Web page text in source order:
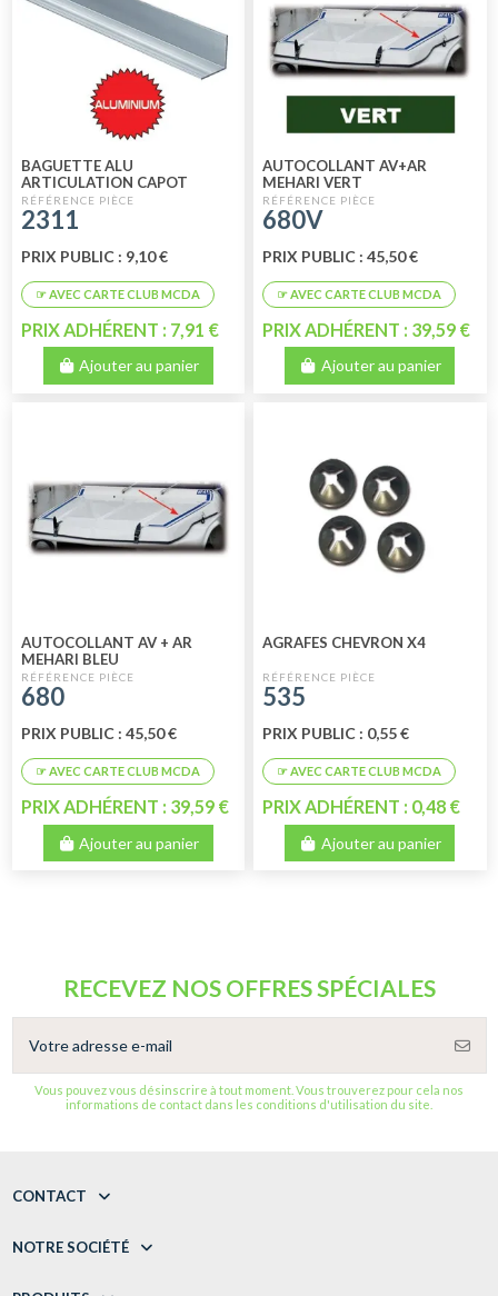
BAGUETTE ALU
ARTICULATION CAPOT
MEHARI
2311
PRIX PUBLIC : 9,10 €
PRIX ADHÉRENT : 7,91 €
Ajouter au panier
AUTOCOLLANT AV+AR
MEHARI VERT
680V
PRIX PUBLIC : 45,50 €
PRIX ADHÉRENT : 39,59 €
Ajouter au panier
AUTOCOLLANT AV + AR
MEHARI BLEU
680
PRIX PUBLIC : 45,50 €
PRIX ADHÉRENT : 39,59 €
Ajouter au panier
AGRAFES CHEVRON X4
535
PRIX PUBLIC : 0,55 €
PRIX ADHÉRENT : 0,48 €
Ajouter au panier
RECEVEZ NOS OFFRES SPÉCIALES
Vous pouvez vous désinscrire à tout moment. Vous trouverez pour cela nos
informations de contact dans les conditions d'utilisation du site.
CONTACT
NOTRE SOCIÉTÉ